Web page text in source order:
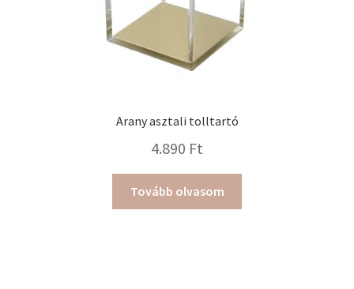
Arany asztali tolltartó
4.890 Ft
Tovább olvasom